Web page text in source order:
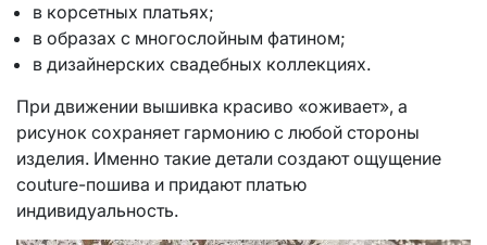
в корсетных платьях;
в образах с многослойным фатином;
в дизайнерских свадебных коллекциях.
При движении вышивка красиво «оживает», а
рисунок сохраняет гармонию с любой стороны
изделия. Именно такие детали создают ощущение
couture-пошива и придают платью
индивидуальность.